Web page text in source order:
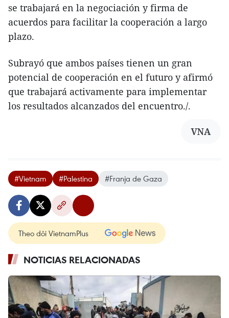
se trabajará en la negociación y firma de
acuerdos para facilitar la cooperación a largo
plazo.
Subrayó que ambos países tienen un gran
potencial de cooperación en el futuro y afirmó
que trabajará activamente para implementar
los resultados alcanzados del encuentro./.
VNA
#Vietnam #Palestina #Franja de Gaza
Theo dõi VietnamPlus
NOTICIAS RELACIONADAS